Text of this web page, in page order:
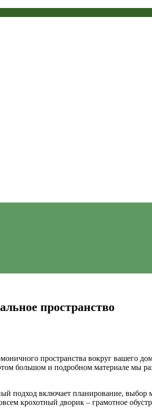
пространство
пространства вокруг вашего
большом и подробном материале мы
подход включает планирование, выбор
крохотный дворик – грамотное